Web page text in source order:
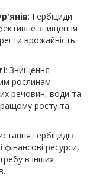
: Гербіциди
знищення
врожайність
: Знищення
рослинам
речовин, води та
росту та
гербіцидів
ресурси,
в інших